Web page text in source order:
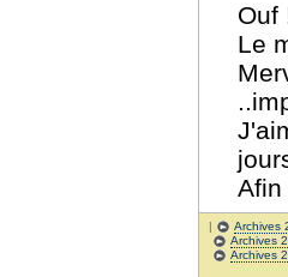
Ouf
Le
Afin
| Archives
Archives
Archives